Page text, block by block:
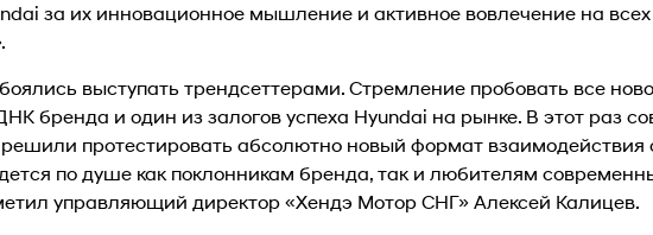
за их инновационное мышление и активное вовлечение на всех
выступать трендсеттерами. Стремление пробовать все
бренда и один из залогов успеха Hyundai на рынке. В этот раз
протестировать абсолютно новый формат взаимодействия
по душе как поклонникам бренда, так и любителям
управляющий директор «Хендэ Мотор СНГ» Алексей Калицев.